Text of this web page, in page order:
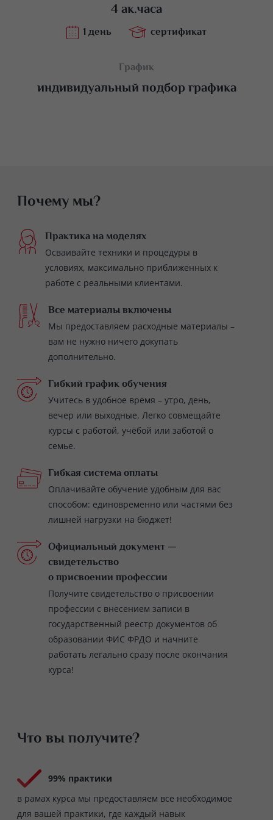
4 ак.часа
1 день сертификат
График
индивидуальный подбор графика
Почему мы?
Практика на моделях
Осваивайте техники и процедуры в
условиях, максимально приближенных к
работе с реальными клиентами.
Все материалы включены
Мы предоставляем расходные материалы –
вам не нужно ничего докупать
дополнительно.
Гибкий график обучения
Учитесь в удобное время – утро, день,
вечер или выходные. Легко совмещайте
курсы с работой, учёбой или заботой о
семье.
Гибкая система оплаты
Оплачивайте обучение удобным для вас
способом: единовременно или частями без
лишней нагрузки на бюджет!
Официальный документ —
свидетельство
о присвоении профессии
Получите свидетельство о присвоении
профессии с внесением записи в
государственный реестр документов об
образовании ФИС ФРДО и начните
работать легально сразу после окончания
курса!
Что вы получите?
99% практики
в рамах курса мы предоставляем все необходимое
для вашей практики, где каждый навык